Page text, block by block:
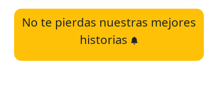
No te pierdas nuestras mejores
historias